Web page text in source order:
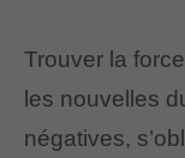
Trouver la
les nouvelles
négatives,